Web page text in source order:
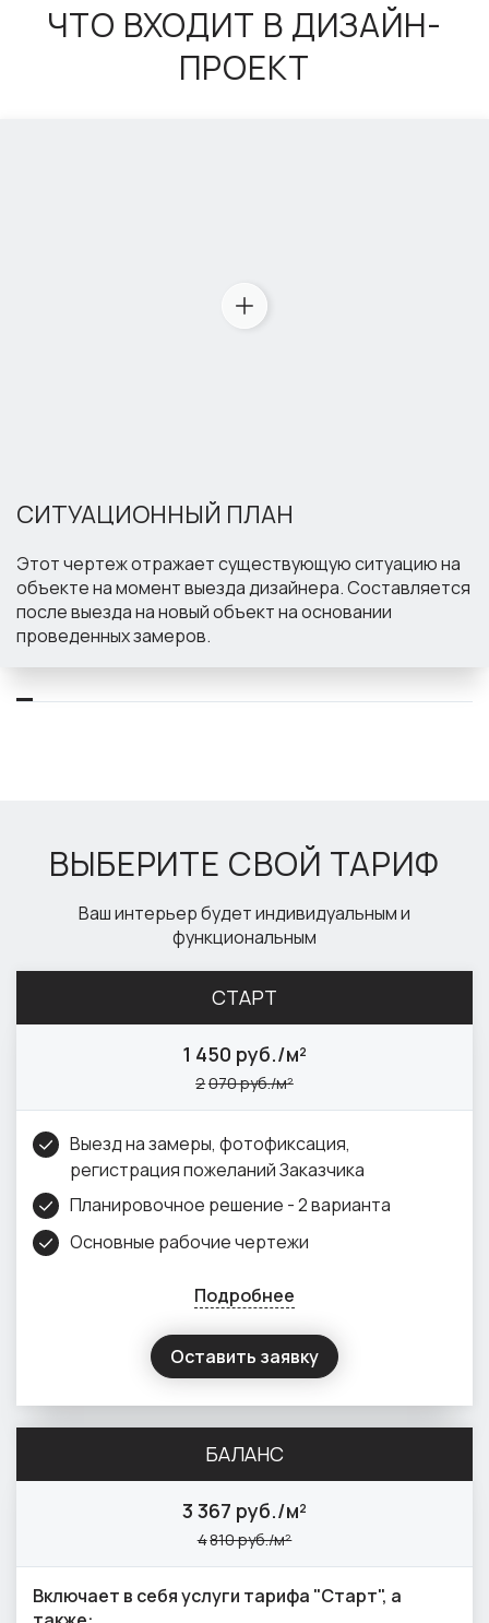
ЧТО ВХОДИТ В ДИЗАЙН-
ПРОЕКТ
СИТУАЦИОННЫЙ ПЛАН
Этот чертеж отражает существующую ситуацию на
объекте на момент выезда дизайнера. Составляется
после выезда на новый объект на основании
проведенных замеров.
ВЫБЕРИТЕ СВОЙ ТАРИФ
Ваш интерьер будет индивидуальным и
функциональным
СТАРТ
1 450 руб./м²
2070 руб./м²
Выезд на замеры, фотофиксация,
регистрация пожеланий Заказчика
Планировочное решение - 2 варианта
Основные рабочие чертежи
Подробнее
Оставить заявку
БАЛАНС
3 367 руб./м²
4810 руб./м²
Включает в себя услуги тарифа "Старт", а